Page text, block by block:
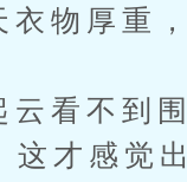
厚重，方
不到围巾
这才感觉